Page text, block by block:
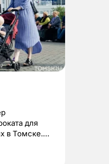
для
в Томске.